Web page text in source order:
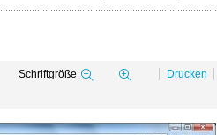
Schriftgröße Drucken